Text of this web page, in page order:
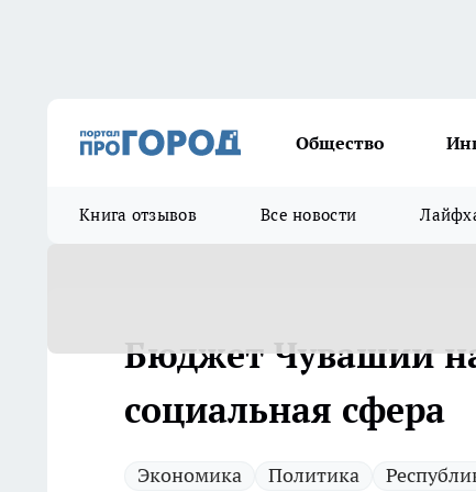
Общество
Книга отзывов Все новости
Бюджет Чувашии
социальная сфера
Экономика Политика